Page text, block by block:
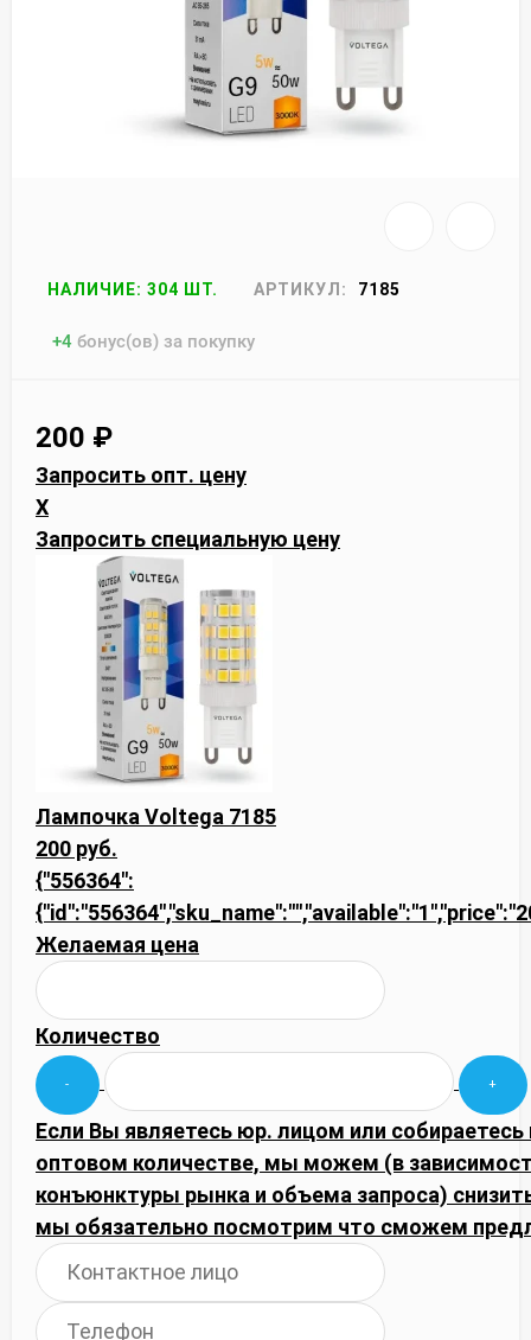
НАЛИЧИЕ: 304 ШТ. АРТИКУЛ: 7185
+4 бонус(ов) за покупку
200 ₽
Запросить опт. цену
X
Запросить специальную цену
Лампочка Voltega 7185
200 руб.
{"556364":
Желаемая цена
Количество
Если Вы являетесь юр. лицом или собираетесь
оптовом количестве, мы можем (в
конъюнктуры рынка и объема запроса)
мы обязательно посмотрим что сможем